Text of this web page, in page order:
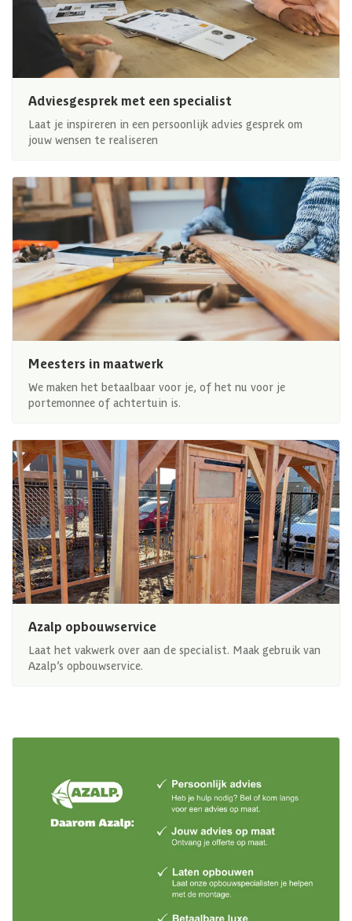
Adviesgesprek met een specialist
Laat je inspireren in een persoonlijk advies gesprek om
jouw wensen te realiseren
Meesters in maatwerk
We maken het betaalbaar voor je, of het nu voor je
portemonnee of achtertuin is.
Azalp opbouwservice
Laat het vakwerk over aan de specialist. Maak gebruik van
Azalp’s opbouwservice.